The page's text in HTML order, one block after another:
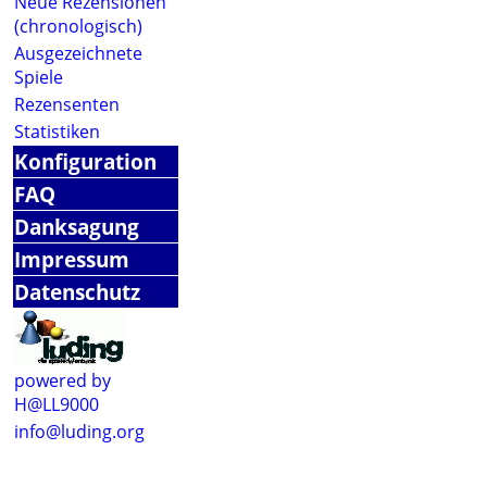
(chronologisch)
Ausgezeichnete
Spiele
Rezensenten
Statistiken
Konfiguration
FAQ
Danksagung
Impressum
Datenschutz
powered by
H@LL9000
info@luding.org